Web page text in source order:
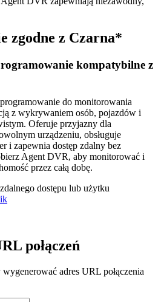
zgodne z Czarna*
kompatybilne z
do monitorowania
z wykrywaniem osób, pojazdów i
Oferuje przyjazny dla
urządzeniu, obsługuje
i zapewnia dostęp zdalny bez
Agent DVR, aby monitorować i
przez całą dobę.
dostępu lub użytku
połączeń
adres URL połączenia